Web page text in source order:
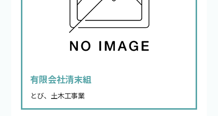
有限会社清末組
とび、土木工事業